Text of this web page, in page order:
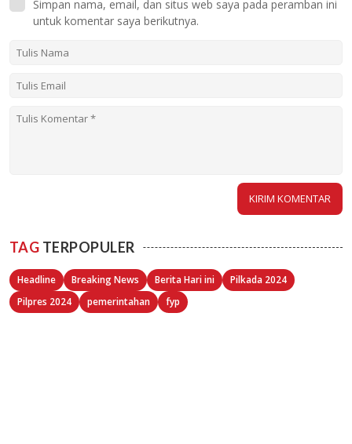
Simpan nama, email, dan situs web saya pada peramban ini
untuk komentar saya berikutnya.
TAG TERPOPULER
Headline Breaking News Berita Hari ini
Pilkada 2024
Pilpres 2024
pemerintahan fyp